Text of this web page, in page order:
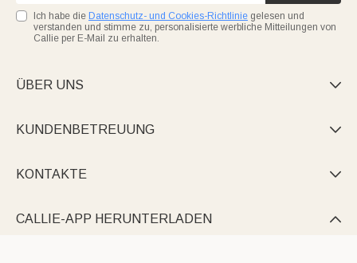
Ich habe die Datenschutz- und Cookies-Richtlinie gelesen und
verstanden und stimme zu, personalisierte werbliche Mitteilungen von
Callie per E-Mail zu erhalten.
ÜBER UNS 
KUNDENBETREUUNG 
KONTAKTE 
CALLIE-APP HERUNTERLADEN 